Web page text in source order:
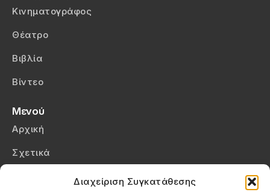
Διαχείριση Συγκατάθεσης
Κινηματογράφος
Θέατρο
Βιβλία
Βίντεο
Μενού
Αρχική
Σχετικά